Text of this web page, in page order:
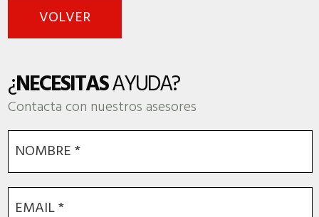
VOLVER
¿NECESITASAYUDA?
Contacta con nuestros asesores